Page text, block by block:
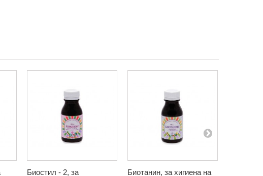
Биостил - 2, за Биотанин, за хигиена на